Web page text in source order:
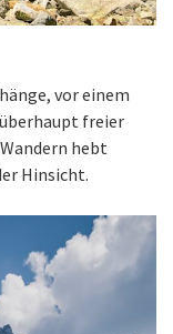
vor einem
freier
hebt
Hinsicht.